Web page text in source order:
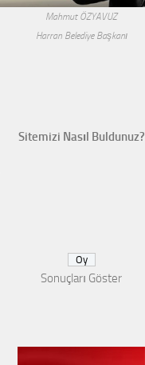
Mahmut ÖZYAVUZ
Harran Belediye Başkanı
Sitemizi Nasıl Buldunuz?
Sonuçları Göster